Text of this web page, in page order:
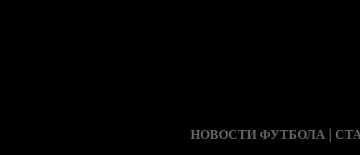
НОВОСТИ ФУТБОЛА |